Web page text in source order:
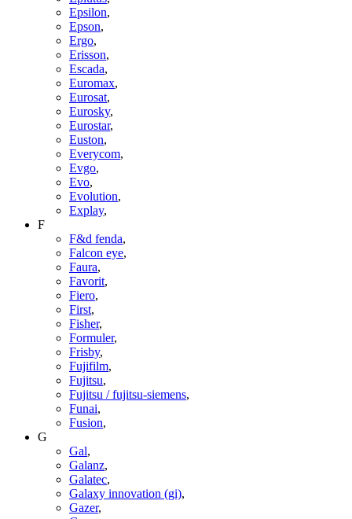
Epsilon,
Epson,
Ergo,
Erisson,
Escada,
Euromax,
Eurosat,
Eurosky,
Eurostar,
Euston,
Everycom,
Evgo,
Evo,
Evolution,
Explay,
F
F&d fenda,
Falcon eye,
Faura,
Favorit,
Fiero,
First,
Fisher,
Formuler,
Frisby,
Fujifilm,
Fujitsu,
Fujitsu / fujitsu-siemens,
Funai,
Fusion,
G
Gal,
Galanz,
Galatec,
Galaxy innovation (gi),
Gazer,